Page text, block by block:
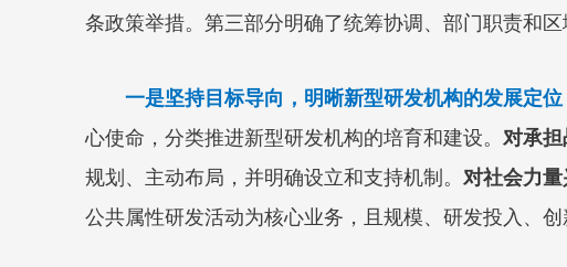
条政策举措。第三部分明确了统筹协调、部门职责和区
一是坚持目标导向，明晰新型研发机构的发展定
心使命，分类推进新型研发机构的培育和建设。 对承
规划、主动布局，并明确设立和支持机制。 对社会力
公共属性研发活动为核心业务，且规模、研发投入、